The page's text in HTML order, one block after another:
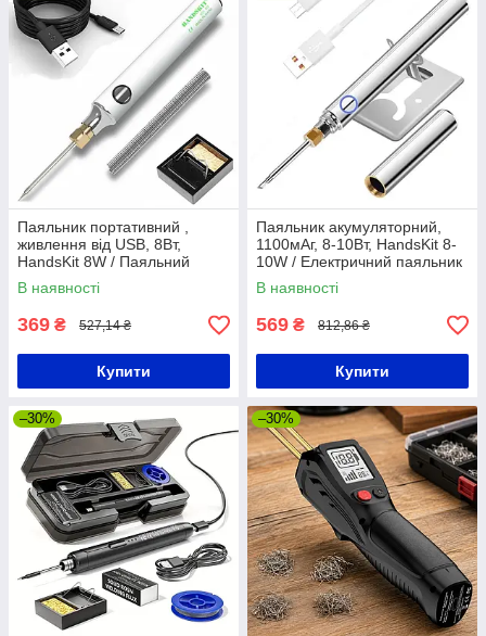
Паяльник портативний ,
живлення від USB, 8Вт,
HandsKit 8W / Паяльний
набір / Електричний паяльник
з регулюванням температури
В наявності
369 ₴ 527,14 ₴
Купити
Паяльник акумуляторний,
1100мАг, 8-10Вт, HandsKit 8-
10W / Електричний паяльник
з регулюванням температури
/ Паяльний набір
В наявності
569 ₴ 812,86 ₴
Купити
–30% –30%